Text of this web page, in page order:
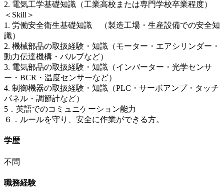
2. 電気工学基礎知識（工業高校または専門学校卒業程度）
＜Skill＞
1. 労働安全衛生基礎知識 （製造工場・生産設備での安全知
識）
2. 機械部品の取扱経験・知識（モーター・エアシリンダー・
動力伝達機構・バルブなど）
3. 電気部品の取扱経験・知識（インバーター・光学センサ
ー・BCR・温度センサーなど）
4. 制御機器の取扱経験・知識（PLC・サーボアンプ・タッチ
パネル・調節計など）
5．英語でのコミュニケーション能力
６．ルールを守り、安全に作業ができる方。
学歴
不問
職務経験